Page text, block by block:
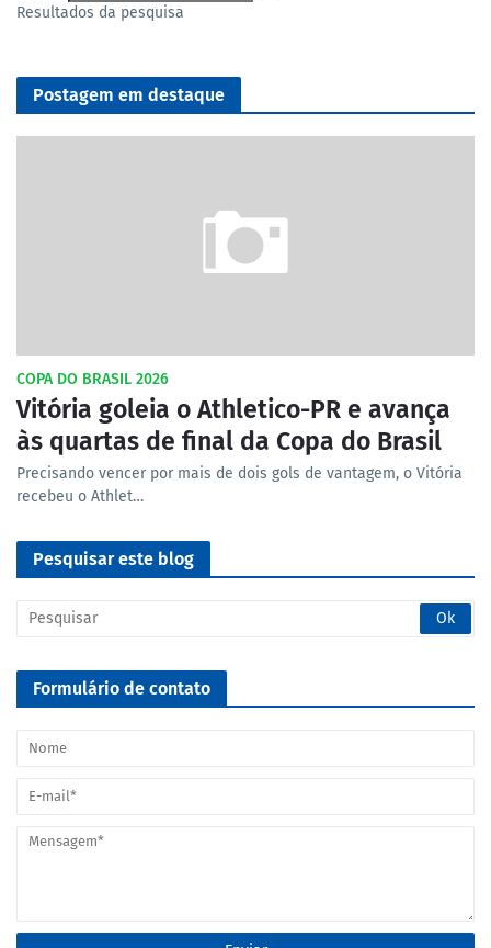
Resultados da pesquisa
Postagem em destaque
COPA DO BRASIL 2026
Vitória goleia o Athletico-PR e avança
às quartas de final da Copa do Brasil
Precisando vencer por mais de dois gols de vantagem, o Vitória
recebeu o Athlet…
Pesquisar este blog
Formulário de contato